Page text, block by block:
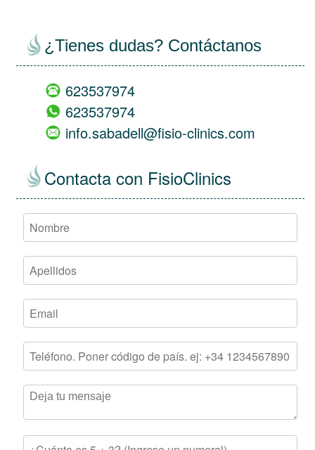
¿Tienes dudas? Contáctanos
623537974
623537974
info.sabadell@fisio-clinics.com
Contacta con FisioClinics